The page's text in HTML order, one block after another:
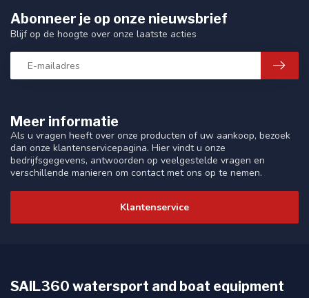
Meer informatie
Als u vragen heeft over onze producten of uw aankoop, bezoek
dan onze klantenservicepagina. Hier vindt u onze
bedrijfsgegevens, antwoorden op veelgestelde vragen en
verschillende manieren om contact met ons op te nemen.
Klantenservice
Abonneer je op onze nieuwsbrief
Blijf op de hoogte over onze laatste acties
SAIL360 watersport and boat equipment